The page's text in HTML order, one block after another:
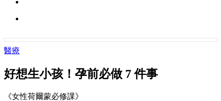
醫療
好想生小孩！孕前必做 7 件事
《女性荷爾蒙必修課》